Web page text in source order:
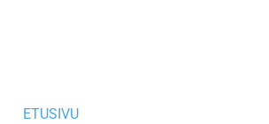
ETUSIVU